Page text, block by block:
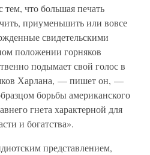
что большая печать
приуменьшить или вовсе
свидетельскими
положении горняков
подымает свой голос в
Харлана, — пишет он, —
борьбы американского
гнета характерной для
и богатства».
представлением,